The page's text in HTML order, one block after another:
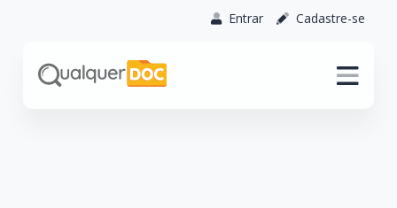
Entrar Cadastre-se